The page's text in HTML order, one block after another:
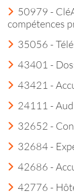
50979 -
compétences
35056 -
43401 -
43421 -
24111 -
32652 -
32684 -
42686 -
42776 -